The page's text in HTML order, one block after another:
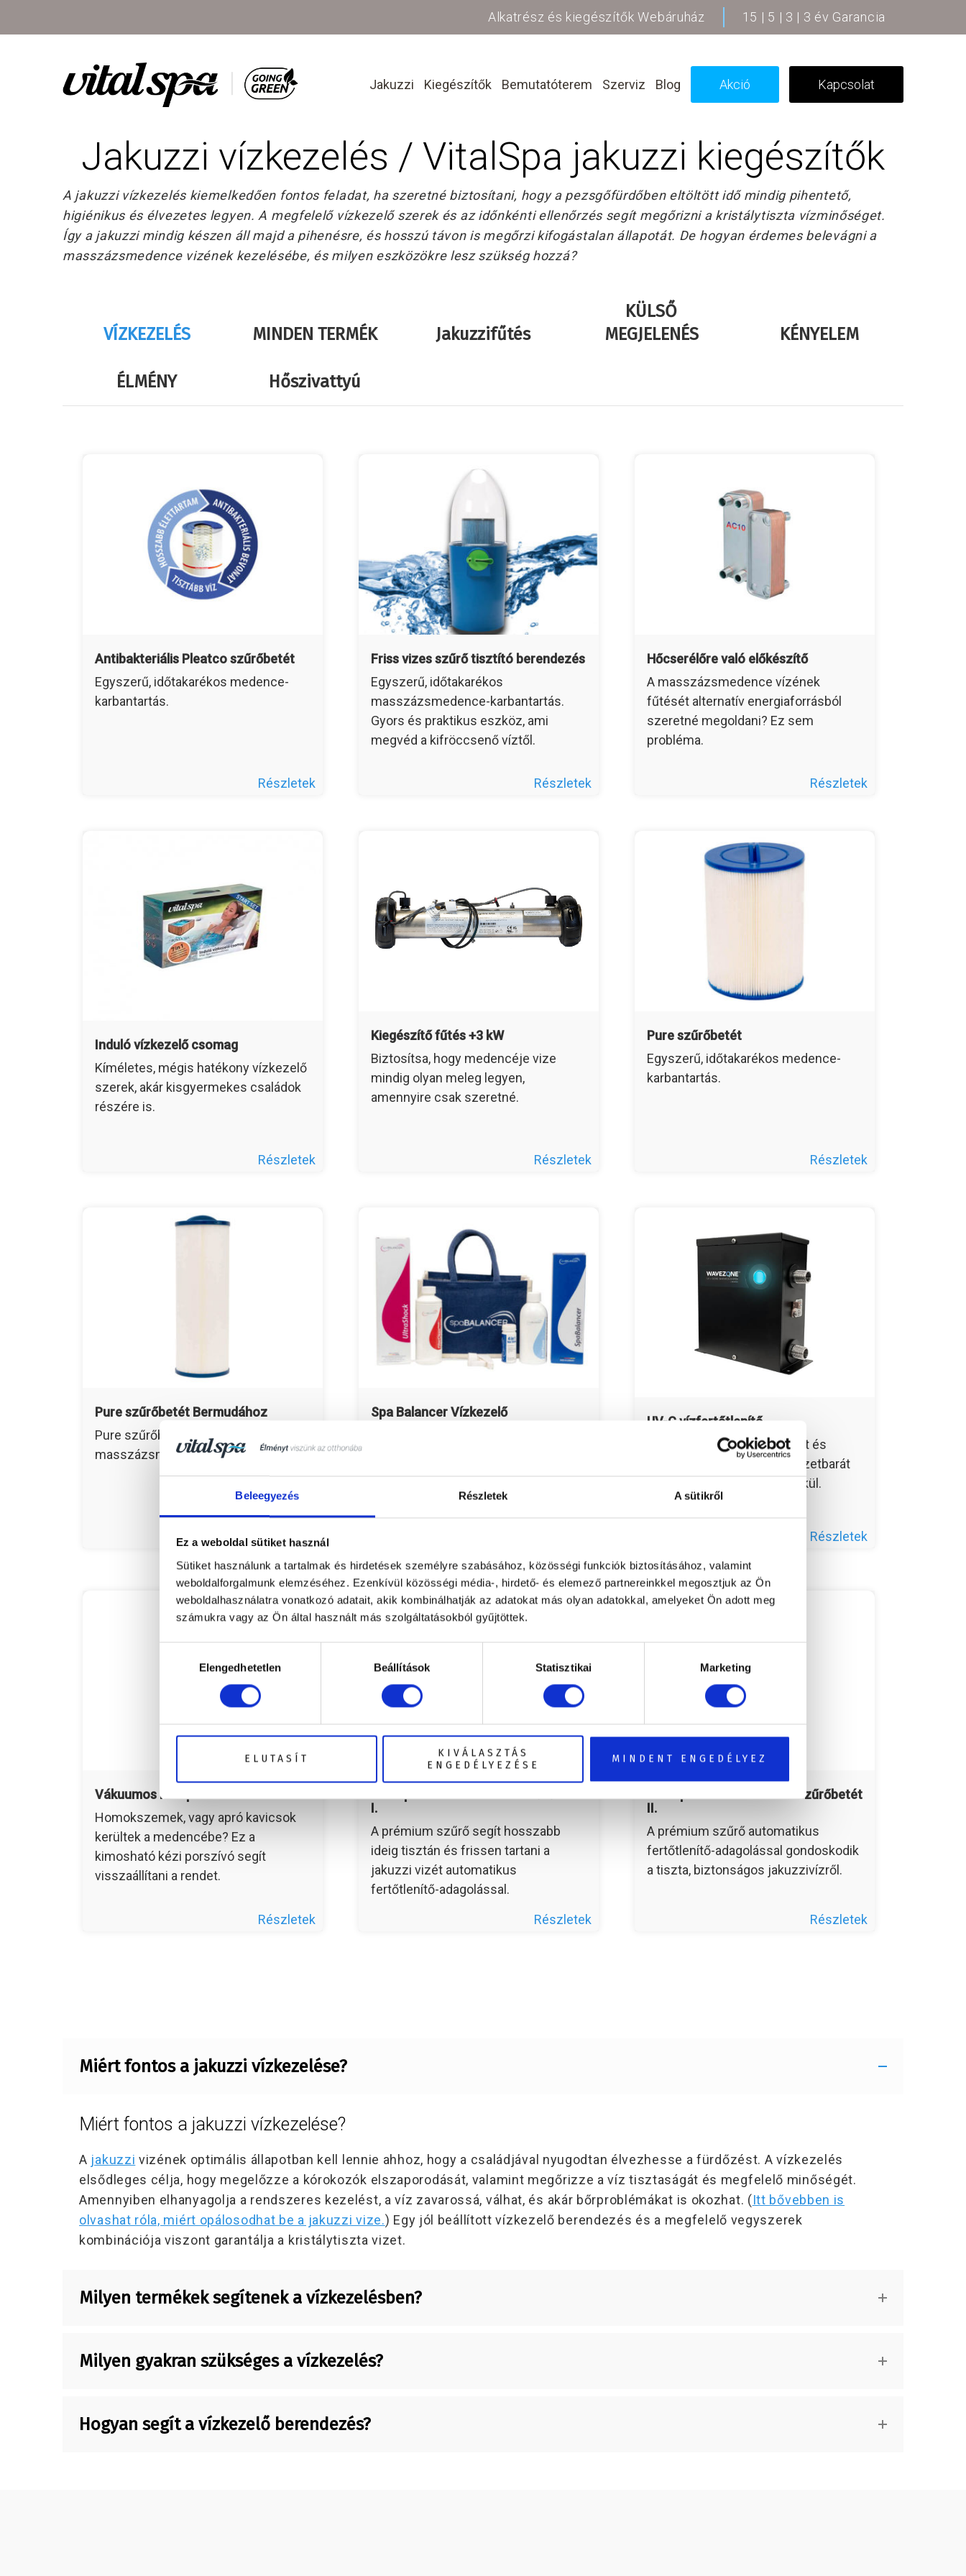
Beleegyezés Részletek A sütikről
Ez a weboldal sütiket használ
Sütiket használunk a tartalmak és hirdetések személyre szabásához, közösségi funkciók biztosításához, valamint
weboldalforgalmunk elemzéséhez. Ezenkívül közösségi média-, hirdető- és elemező partnereinkkel megosztjuk az Ön
weboldalhasználatra vonatkozó adatait, akik kombinálhatják az adatokat más olyan adatokkal, amelyeket Ön adott meg
számukra vagy az Ön által használt más szolgáltatásokból gyűjtöttek.
kiválasztásaElengedhetetlen Beállítások Statisztikai Marketing
ELUTASÍT
KIVÁLASZTÁS
ENGEDÉLYEZÉSE
MINDENT ENGEDÉLYEZ
15 | 5 | 3 | 3 év Garancia
Alkatrész és kiegészítők Webáruház
Jakuzzi Kiegészítők Bemutatóterem Szerviz Blog Akció Kapcsolat
Jakuzzi vízkezelés / VitalSpa jakuzzi kiegészítők
A jakuzzi vízkezelés kiemelkedően fontos feladat, ha szeretné biztosítani, hogy a pezsgőfürdőben eltöltött idő mindig pihentető,
higiénikus és élvezetes legyen. A megfelelő vízkezelő szerek és az időnkénti ellenőrzés segít megőrizni a kristálytiszta vízminőséget.
Így a jakuzzi mindig készen áll majd a pihenésre, és hosszú távon is megőrzi kifogástalan állapotát. De hogyan érdemes belevágni a
masszázsmedence vizének kezelésébe, és milyen eszközökre lesz szükség hozzá?
VÍZKEZELÉS MINDEN TERMÉK Jakuzzifűtés
KÜLSŐ
MEGJELENÉS
KÉNYELEM
ÉLMÉNY Hőszivattyú
Antibakteriális Pleatco szűrőbetét
Egyszerű, időtakarékos medence-
karbantartás.
Részletek
Friss vizes szűrő tisztító berendezés
Egyszerű, időtakarékos
masszázsmedence-karbantartás.
Gyors és praktikus eszköz, ami
megvéd a kifröccsenő víztől.
Részletek
Hőcserélőre való előkészítő
A masszázsmedence vízének
fűtését alternatív energiaforrásból
szeretné megoldani? Ez sem
probléma.
Részletek
Induló vízkezelő csomag
Kíméletes, mégis hatékony vízkezelő
szerek, akár kisgyermekes családok
részére is.
Részletek
Kiegészítő fűtés +3 kW
Biztosítsa, hogy medencéje vize
mindig olyan meleg legyen,
amennyire csak szeretné.
Részletek
Pure szűrőbetét
Egyszerű, időtakarékos medence-
karbantartás.
Részletek
Pure szűrőbetét Bermudához
Pure szűrőbetét VitalSpa Bermuda
masszázsmedencéhez.
Részletek
Spa Balancer Vízkezelő
vizet szagtalanul és tisztán tudja
tartani – klórmentesen, teljesen
biológiai összetevőkből.
UV-C vízfertőtlenítő
Semlegesíti a baktériumokat és
vírusokat. Hatékony, környezetbarát
tisztaságot ad, klórszag nélkül.
Részletek
Vákuumos kézi porszívó
Homokszemek, vagy apró kavicsok
kerültek a medencébe? Ez a
kimosható kézi porszívó segít
visszaállítani a rendet.
Részletek
I.
A prémium szűrő segít hosszabb
ideig tisztán és frissen tartani a
jakuzzi vizét automatikus
fertőtlenítő-adagolással.
Részletek
Vitalspa Flowmax active+ szűrőbetét
II.
A prémium szűrő automatikus
fertőtlenítő-adagolással gondoskodik
a tiszta, biztonságos jakuzzivízről.
Részletek
Miért fontos a jakuzzi vízkezelése?
Miért fontos a jakuzzi vízkezelése?
A jakuzzi vizének optimális állapotban kell lennie ahhoz, hogy a családjával nyugodtan élvezhesse a fürdőzést. A vízkezelés
elsődleges célja, hogy megelőzze a kórokozók elszaporodását, valamint megőrizze a víz tisztaságát és megfelelő minőségét.
Amennyiben elhanyagolja a rendszeres kezelést, a víz zavarossá, válhat, és akár bőrproblémákat is okozhat. (Itt bővebben is
olvashat róla, miért opálosodhat be a jakuzzi vize.) Egy jól beállított vízkezelő berendezés és a megfelelő vegyszerek
kombinációja viszont garantálja a kristálytiszta vizet.
Milyen termékek segítenek a vízkezelésben?
Milyen gyakran szükséges a vízkezelés?
Hogyan segít a vízkezelő berendezés?